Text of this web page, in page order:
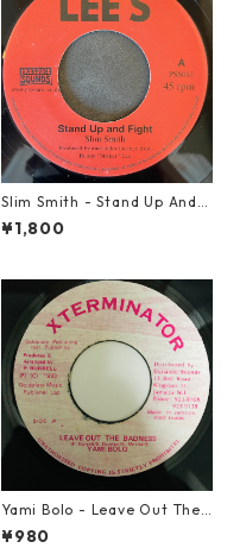
Slim Smith - Stand Up And F
ight 【7-21832】
¥1,800
Yami Bolo - Leave Out The
Badness 【7-10916】
¥980